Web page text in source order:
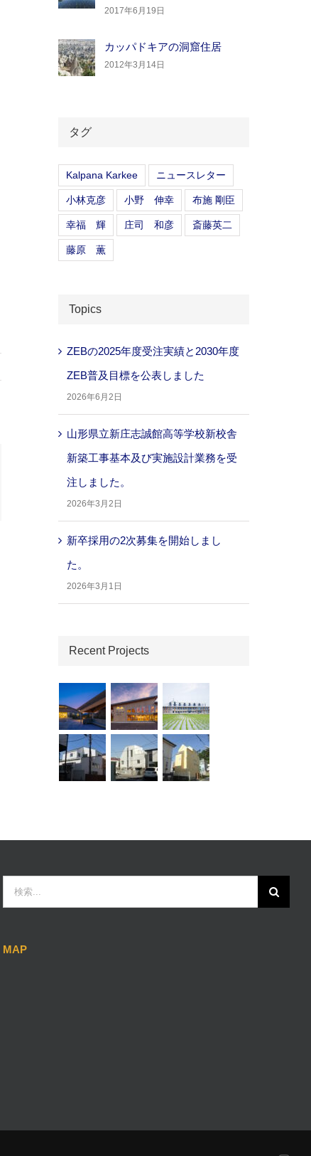
2017年6月19日
カッパドキアの洞窟住居
2012年3月14日
タグ
Kalpana Karkee ニュースレター
小林克彦 小野 伸幸 布施 剛臣
幸福 輝 庄司 和彦 斎藤英二
藤原 薫
Topics
ZEBの2025年度受注実績と2030年度
ZEB普及目標を公表しました
2026年6月2日
山形県立新庄志誠館高等学校新校舎
新築工事基本及び実施設計業務を受
注しました。
2026年3月2日
新卒採用の2次募集を開始しまし
た。
2026年3月1日
Recent Projects
索
MAP